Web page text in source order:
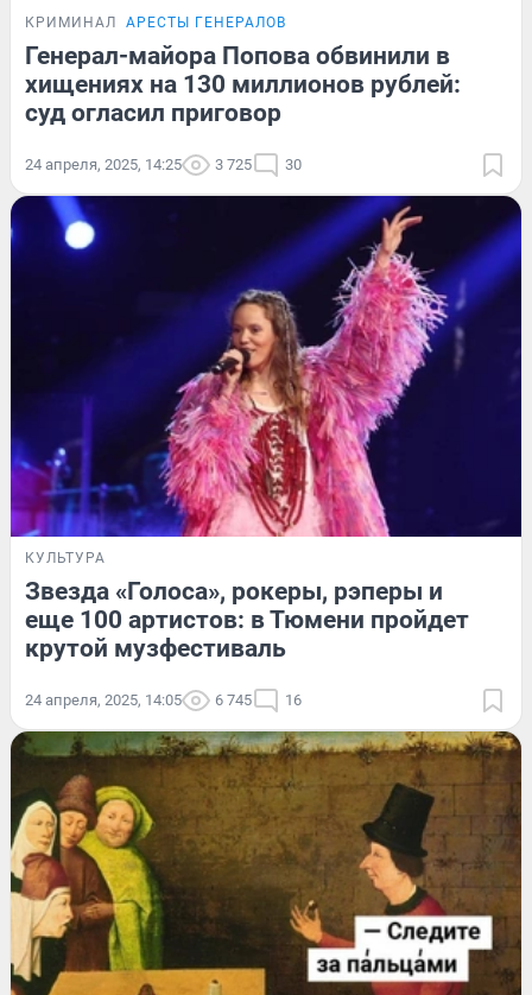
КРИМИНАЛ АРЕСТЫ ГЕНЕРАЛОВ
Генерал-майора Попова обвинили в
хищениях на 130 миллионов рублей:
суд огласил приговор
24 апреля, 2025, 14:25 3 725 30
КУЛЬТУРА
Звезда «Голоса», рокеры, рэперы и
еще 100 артистов: в Тюмени пройдет
крутой музфестиваль
24 апреля, 2025, 14:05 6 745 16